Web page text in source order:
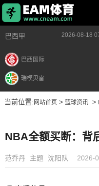
巴西甲 2026-08-18
巴西国际
瑞模贝雷
当前位置: 网站首页> 篮球资讯>
NBA全额买断：背
范乔丹 主题 沈阳队 2026-